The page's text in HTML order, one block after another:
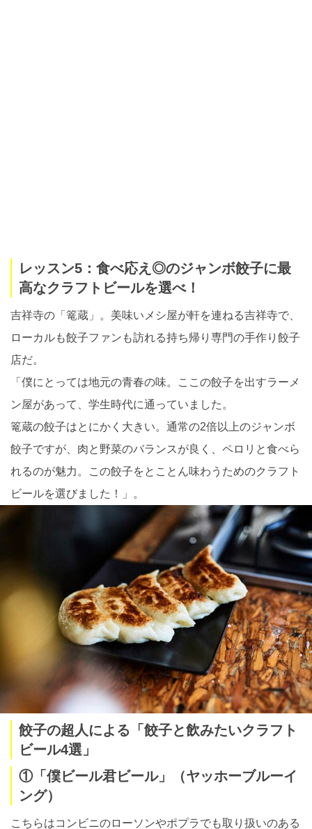
レッスン5：食べ応え◎のジャンボ餃子に最
高なクラフトビールを選べ！
吉祥寺の「篭蔵」。美味いメシ屋が軒を連ねる吉祥寺で、
ローカルも餃子ファンも訪れる持ち帰り専門の手作り餃子
店だ。
「僕にとっては地元の青春の味。ここの餃子を出すラーメ
ン屋があって、学生時代に通っていました。
篭蔵の餃子はとにかく大きい。通常の2倍以上のジャンボ
餃子ですが、肉と野菜のバランスが良く、ペロリと食べら
れるのが魅力。この餃子をとことん味わうためのクラフト
ビールを選びました！」。
餃子の超人による「餃子と飲みたいクラフト
ビール4選」
①「僕ビール君ビール」（ヤッホーブルーイ
ング）
こちらはコンビニのローソンやポプラでも取り扱いのある